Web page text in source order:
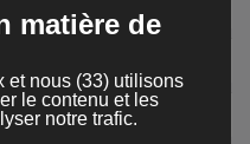
commande
matière de
et nous (33) utilisons
le contenu et les
notre trafic.